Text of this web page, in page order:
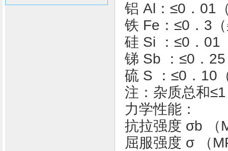
铝 Al：≤0．01
铁 Fe：≤0．3
硅 Si ：≤0．01
锑 Sb ：≤0．
硫 S ：≤0．10
注：杂质总和
力学性能：
抗拉强度 σb （
屈服强度 σ （